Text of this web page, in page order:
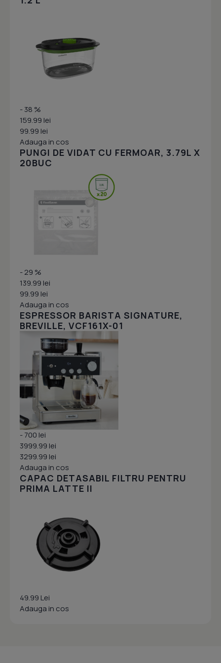
- 38 %
159.99 lei
99.99 lei
Adauga in cos
PUNGI DE VIDAT CU FERMOAR, 3.79L X
20BUC
- 29 %
139.99 lei
99.99 lei
Adauga in cos
ESPRESSOR BARISTA SIGNATURE,
BREVILLE, VCF161X-01
- 700 lei
3999.99 lei
3299.99 lei
Adauga in cos
CAPAC DETASABIL FILTRU PENTRU
PRIMA LATTE II
49.99 Lei
Adauga in cos